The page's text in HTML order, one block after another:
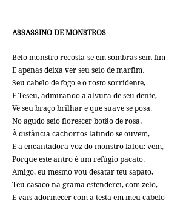
ASSASSINO DE MONSTROS
Belo monstro recosta-se em sombras sem fim
E apenas deixa ver seu seio de marfim,
Seu cabelo de fogo e o rosto sorridente,
E Teseu, admirando a alvura de seu dente,
Vê seu braço brilhar e que suave se posa,
No agudo seio florescer botão de rosa.
À distância cachorros latindo se ouvem,
E a encantadora voz do monstro falou: vem,
Porque este antro é um refúgio pacato.
Amigo, eu mesmo vou desatar teu sapato,
Teu casaco na grama estenderei, com zelo,
E vais adormecer com a testa em meu cabelo